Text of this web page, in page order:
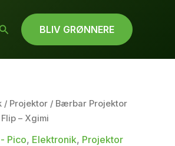
BLIV GRØNNERE
/ Projektor/ Bærbar Projektor
– Xgimi
Pico, Elektronik, Projektor